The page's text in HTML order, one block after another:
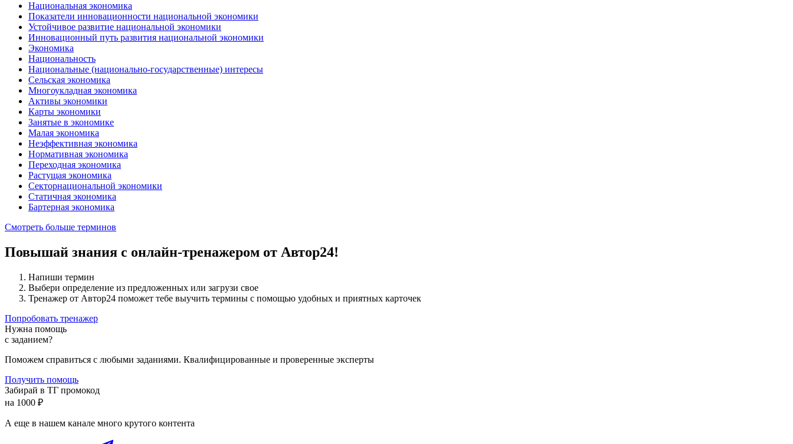
Национальная экономика
Показатели инновационности национальной экономики
Устойчивое развитие национальной экономики
Инновационный путь развития национальной экономики
Экономика
Национальность
Национальные (национально-государственные) интересы
Сельская экономика
Многоукладная экономика
Активы экономики
Карты экономики
Занятые в экономике
Малая экономика
Неэффективная экономика
Нормативная экономика
Переходная экономика
Растущая экономика
Секторнациональной экономики
Статичная экономика
Бартерная экономика
Смотреть больше терминов
Повышай знания с онлайн-тренажером от Автор24!
Напиши термин
Выбери определение из предложенных или загрузи свое
Тренажер от Автор24 поможет тебе выучить термины с помощью удобных и приятных карточек
Попробовать тренажер
Нужна помощь
с заданием?
Поможем справиться с любыми заданиями. Квалифицированные и проверенные эксперты
Получить помощь
Забирай в ТГ промокод
на 1000 ₽
А еще в нашем канале много крутого контента